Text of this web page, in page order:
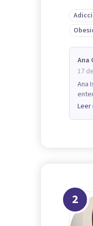
Ana
17
Ana
Leer
2